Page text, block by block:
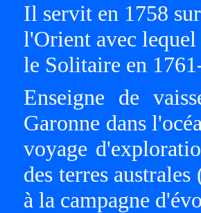
Il servit en 1758
l'Orient avec
le Solitaire en
Enseigne de
Garonne dans
voyage
des terres
à la campagne